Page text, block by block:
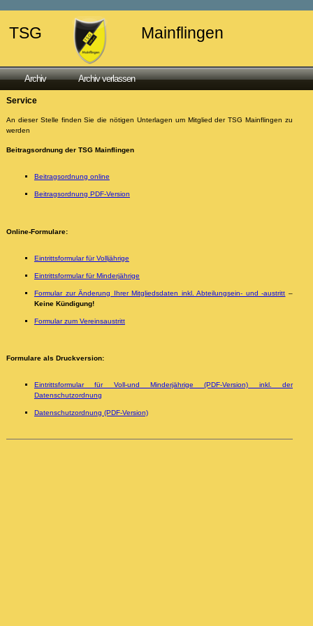
TSG Mainflingen
Archiv Archiv verlassen
Service
An dieser Stelle finden Sie die nötigen Unterlagen um Mitglied der TSG Mainflingen zu
werden
Beitragsordnung der TSG Mainflingen
Beitragsordnung online
Beitragsordnung PDF-Version
Online-Formulare:
Eintrittsformular für Volljährige
Eintrittsformular für Minderjährige
Formular zur Änderung Ihrer Mitgliedsdaten inkl. Abteilungsein- und -austritt –
Keine Kündigung!
Formular zum Vereinsaustritt
Formulare als Druckversion:
Eintrittsformular für Voll-und Minderjährige (PDF-Version) inkl. der
Datenschutzordnung
Datenschutzordnung (PDF-Version)